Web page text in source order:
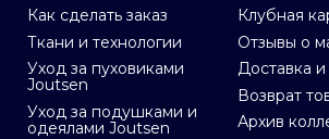
Как сделать заказ
Ткани и технологии
Уход за пуховиками
Joutsen
Уход за подушками и
одеялами Joutsen
Клубная
Отзывы о
Доставка и
Возврат
Архив